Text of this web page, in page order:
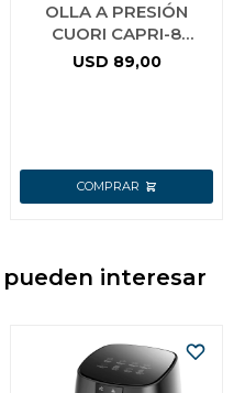
OLLA A PRESIÓN
CUORI CAPRI-8
ACERO INOX.
USD 89,00
interesar